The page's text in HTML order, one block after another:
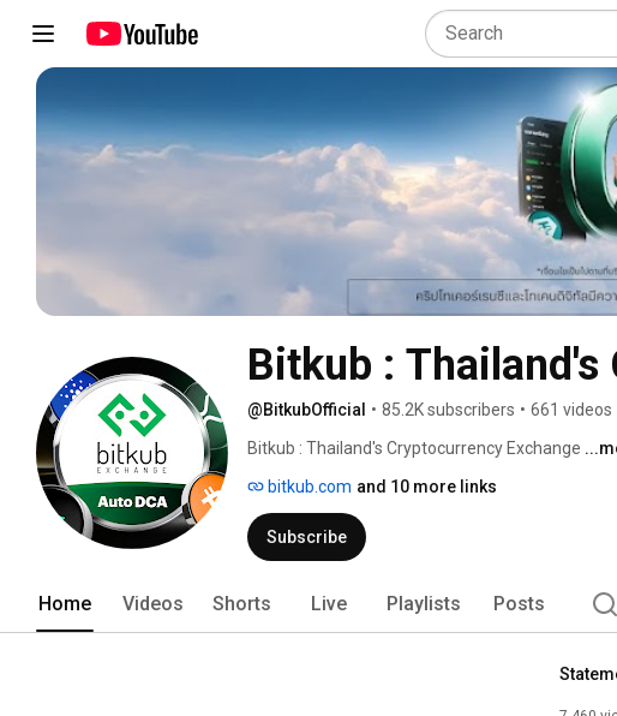
Bitkub : Thailand's
@BitkubOfficial • 85.2K subscribers • 661 videos
Bitkub : Thailand's Cryptocurrency Exchange
bitkub.com and 10 more links
Subscribe
Home Videos Shorts Live Playlists Posts